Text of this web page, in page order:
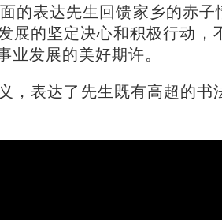
的表达先生回馈家乡的赤
展的坚定决心和积极行动
业发展的美好期许。
，表达了先生既有高超的